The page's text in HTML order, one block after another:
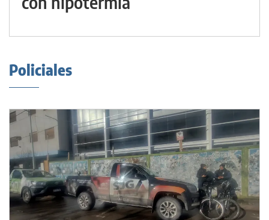
Policiales